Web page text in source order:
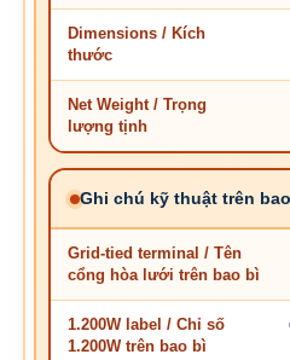
Dimensions / Kích
thước
Net Weight / Trọng
lượng tịnh
Ghi chú kỹ thuật trên
Grid-tied terminal / Tên
cổng hòa lưới trên bao bì
1.200W label / Chỉ số
1.200W trên bao bì